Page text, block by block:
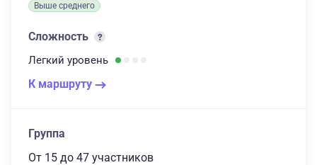
Выше среднего
Сложность
Легкий уровень
К маршруту
Группа
От 15 до 47 участников